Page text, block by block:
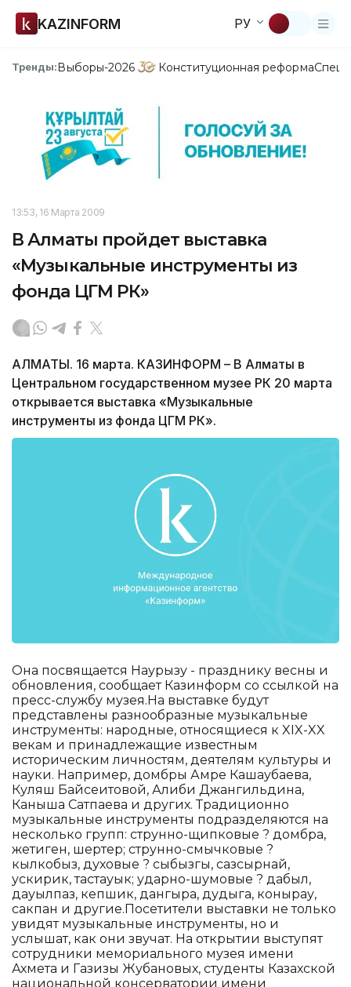
KAZINFORM РУ
Тренды:Выборы-2026 Конституционная реформа
13:53, 16 Марта 2009
В Алматы пройдет выставка
«Музыкальные инструменты из
фонда ЦГМ РК»
АЛМАТЫ. 16 марта. КАЗИНФОРМ – В Алматы в
Центральном государственном музее РК 20 марта
открывается выставка «Музыкальные
инструменты из фонда ЦГМ РК».
Она посвящается Наурызу - празднику весны и
обновления, сообщает Казинформ со ссылкой на
пресс-службу музея.На выставке будут
представлены разнообразные музыкальные
инструменты: народные, относящиеся к XIX-XX
векам и принадлежащие известным
историческим личностям, деятелям культуры и
науки. Например, домбры Амре Кашаубаева,
Куляш Байсеитовой, Алиби Джангильдина,
Каныша Сатпаева и других. Традиционно
музыкальные инструменты подразделяются на
несколько групп: струнно-щипковые ? домбра,
жетиген, шертер; струнно-смычковые ?
кылкобыз, духовые ? сыбызгы, сазсырнай,
ускирик, тастауык; ударно-шумовые ? дабыл,
дауылпаз, кепшик, дангыра, дудыга, конырау,
сакпан и другие.Посетители выставки не только
увидят музыкальные инструменты, но и
услышат, как они звучат. На открытии выступят
сотрудники мемориального музея имени
Ахмета и Газизы Жубановых, студенты Казахской
национальной консерватории имени